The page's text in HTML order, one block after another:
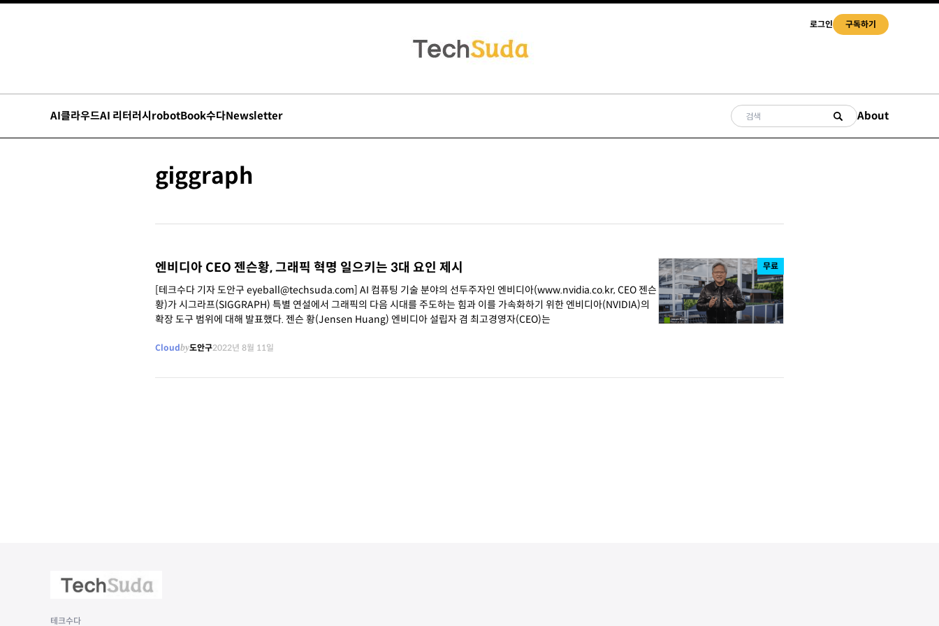
로그인 구독하기
AI클라우드AI 리터러시robotBook수다Newsletter About
giggraph
엔비디아 CEO 젠슨황, 그래픽 혁명 일으키는 3대 요인 제시
[테크수다 기자 도안구 eyeball@techsuda.com] AI 컴퓨팅 기술 분야의 선두주자인 엔비디아(www.nvidia.co.kr, CEO 젠슨
황)가 시그라프(SIGGRAPH) 특별 연설에서 그래픽의 다음 시대를 주도하는 힘과 이를 가속화하기 위한 엔비디아(NVIDIA)의
확장 도구 범위에 대해 발표했다. 젠슨 황(Jensen Huang) 엔비디아 설립자 겸 최고경영자(CEO)는
Cloudby도안구2022년 8월 11일
무료
테크수다